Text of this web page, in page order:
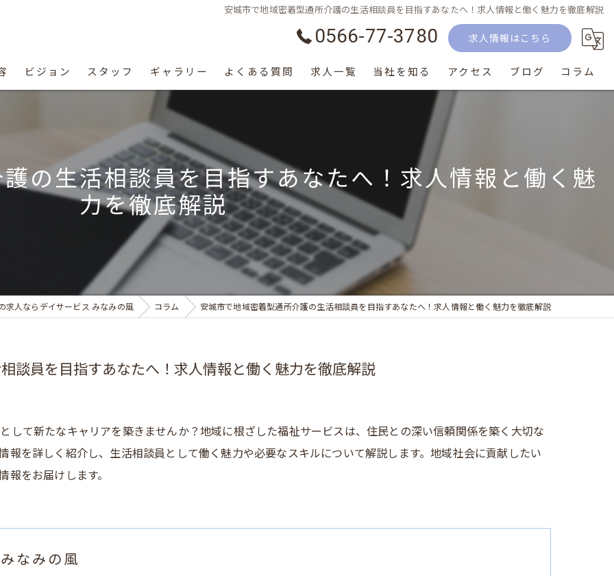
安城市で地域密着型通所介護の生活相談員を目指すあなたへ！求人情報と働く魅力を徹底解説
0566-77-3780 求人情報はこちら
ビジョン スタッフ ギャラリー よくある質問 求人一覧 当社を知る
生活相談員
介護士
サービス提供責任者
アクセス ブログ コラム
の生活相談員を目指すあなたへ！求人情報と働く魅
力を徹底解説
求人ならデイサービス みなみの風 コラム 安城市で地域密着型通所介護の生活相談員を目指すあなたへ！求人情報と働く魅力を徹底解説
談員を目指すあなたへ！求人情報と働く魅力を徹底解説
して新たなキャリアを築きませんか？地域に根ざした福祉サービスは、住民との深い信頼関係を築く大切な
報を詳しく紹介し、生活相談員として働く魅力や必要なスキルについて解説します。地域社会に貢献したい
報をお届けします。
なみの風